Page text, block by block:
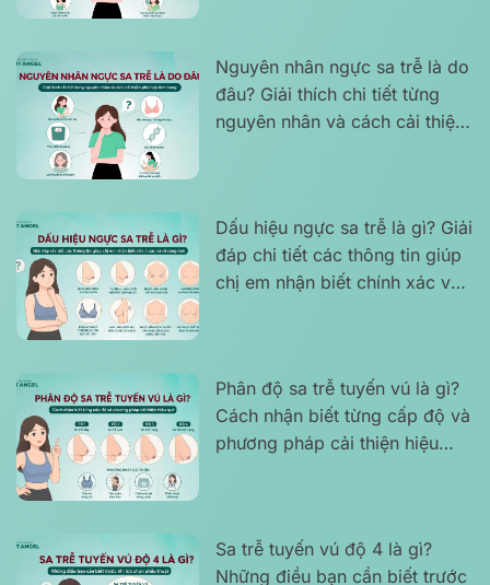
Nguyên nhân ngực sa trễ là do
đâu? Giải thích chi tiết từng
nguyên nhân và cách cải thiện
Dấu hiệu ngực sa trễ là gì? Giải
đáp chi tiết các thông tin giúp
chị em nhận biết chính xác và
Phân độ sa trễ tuyến vú là gì?
Cách nhận biết từng cấp độ và
phương pháp cải thiện hiệu
Sa trễ tuyến vú độ 4 là gì?
Những điều bạn cần biết trước